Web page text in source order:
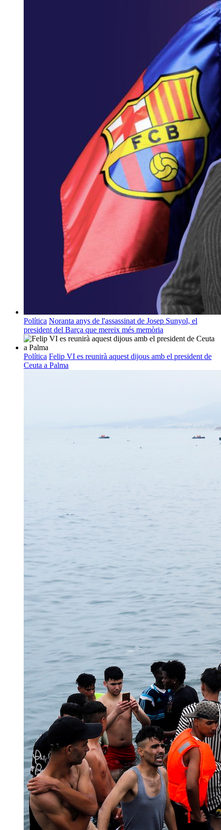
Política Noranta anys de l'assassinat de Josep Sunyol, el
president del Barça que mereix més memòria
Política Felip VI es reunirà aquest dijous amb el president de
Ceuta a Palma